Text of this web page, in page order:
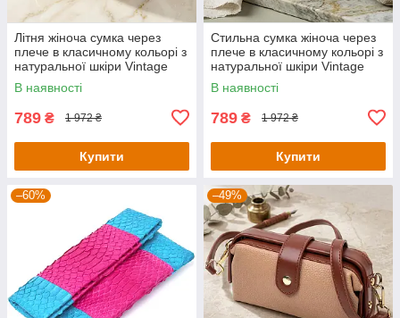
Літня жіноча сумка через
плече в класичному кольорі з
натуральної шкіри Vintage
22657 Бежева
В наявності
789 ₴ 1 972 ₴
Купити
Стильна сумка жіноча через
плече в класичному кольорі з
натуральної шкіри Vintage
22658 Руда
В наявності
789 ₴ 1 972 ₴
Купити
–60% –49%